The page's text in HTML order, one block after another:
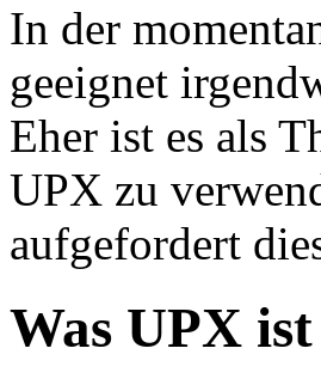
In der
geeignet
Eher ist es als
UPX zu
aufgefordert
Was UPX ist